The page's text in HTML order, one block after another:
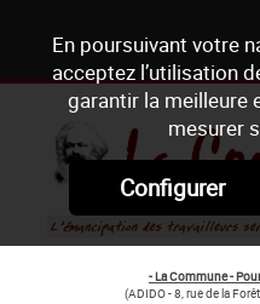
En poursuivant votre
acceptez l’utilisation
garantir la meilleure
mesurer
Configurer
- La Commune -
(ADIDO - 8, rue de la